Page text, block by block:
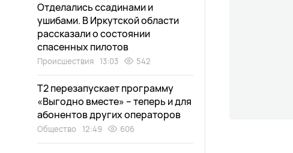
Отделались ссадинами и
ушибами. В Иркутской области
рассказали о состоянии
спасенных пилотов
Происшествия 13:03 542
Т2 перезапускает программу
«Выгодно вместе» – теперь и для
абонентов других операторов
Общество 12:49 606